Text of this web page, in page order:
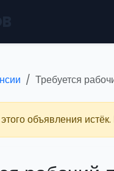
Требуется
объявления